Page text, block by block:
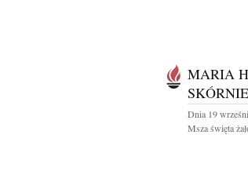
MARIA
Dnia 19
Msza święta